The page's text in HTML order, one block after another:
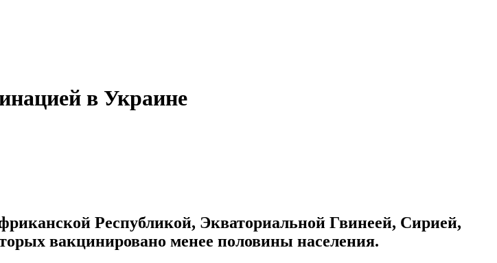
в Украине
Республикой, Экваториальной Гвинеей, Сирией,
вакцинировано менее половины населения.